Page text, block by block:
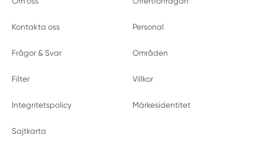
Kontakta oss Personal
Frågor & Svar Områden
Filter Villkor
Integritetspolicy Märkesidentitet
Sajtkarta